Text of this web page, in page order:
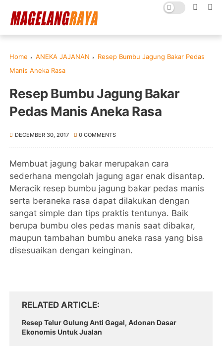
Home ANEKA JAJANAN
Resep Bumbu Jagung Bakar Pedas
Manis Aneka Rasa
Resep Bumbu Jagung Bakar
Pedas Manis Aneka Rasa
DECEMBER 30, 2017 0 COMMENTS
Membuat jagung bakar merupakan cara
sederhana mengolah jagung agar enak disantap.
Meracik resep bumbu jagung bakar pedas manis
serta beraneka rasa dapat dilakukan dengan
sangat simple dan tips praktis tentunya. Baik
berupa bumbu oles pedas manis saat dibakar,
maupun tambahan bumbu aneka rasa yang bisa
disesuaikan dengan keinginan.
RELATED ARTICLE
Resep Telur Gulung Anti Gagal, Adonan Dasar
Ekonomis Untuk Jualan